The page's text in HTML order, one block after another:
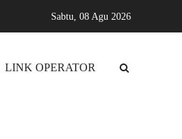
lampung selatan MADRASAH
Sabtu, 08 Agu 2026
LINK OPERATOR